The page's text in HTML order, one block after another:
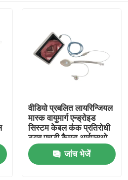
वीडियो प्रबलित लायरिन्जियल
मास्क वायुमार्ग एन्ड्रोइड
सिस्टम केबल कंक प्रतिरोधी
ट्यूब एचडी कैमरा आईएसओ
जांच भेजें